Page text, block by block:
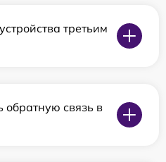
третьим
обратную связь в